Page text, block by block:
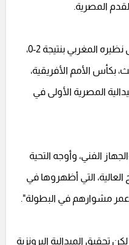
المصرية.
وفاز منتخب مصر تحت 17 عامًا على نظيره المغربي بنتيجة 2-0،
بكأس الأمم الأفريقية،
المصرية الأولى في
الفني، وأوجه التحية
العالية، التي أظهروها في
عمر مشوارهم في البطولة".
تحقيق الميدالية البرونزية